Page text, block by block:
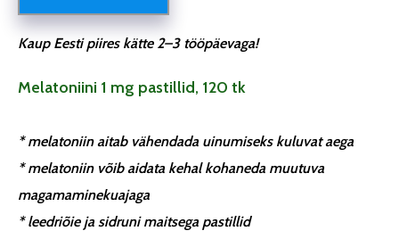
Kaup Eesti piires kätte 2–3 tööpäevaga!
Melatoniini 1 mg pastillid, 120 tk
* melatoniin aitab vähendada uinumiseks kuluvat aega
* melatoniin võib aidata kehal kohaneda muutuva
magamaminekuajaga
* leedriõie ja sidruni maitsega pastillid